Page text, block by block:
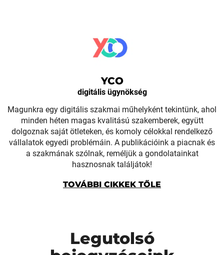
YCO
digitális ügynökség
Magunkra egy digitális szakmai műhelyként tekintünk, ahol
minden héten magas kvalitású szakemberek, együtt
dolgoznak saját ötleteken, és komoly célokkal rendelkező
vállalatok egyedi problémáin. A publikációink a piacnak és
a szakmának szólnak, reméljük a gondolatainkat
hasznosnak találjátok!
TOVÁBBI CIKKEK TŐLE
Legutolsó